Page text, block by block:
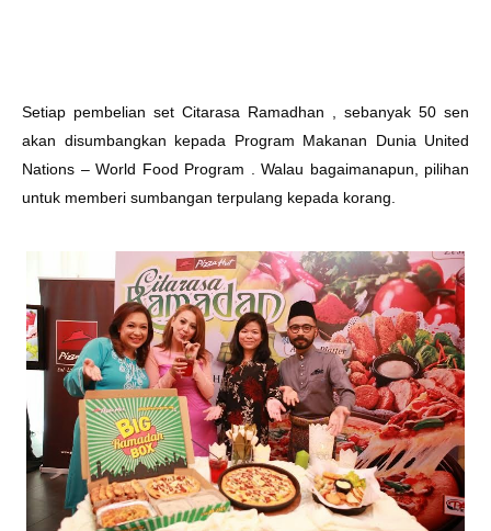
Setiap pembelian set Citarasa Ramadhan , sebanyak 50 sen
akan disumbangkan kepada Program Makanan Dunia United
Nations – World Food Program . Walau bagaimanapun, pilihan
untuk memberi sumbangan terpulang kepada korang.